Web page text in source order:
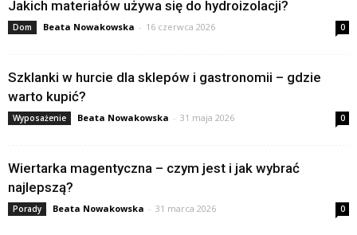
Jakich materiałów używa się do hydroizolacji?
Dom Beata Nowakowska - 16 czerwca 2026 0
Szklanki w hurcie dla sklepów i gastronomii – gdzie
warto kupić?
Wyposażenie Beata Nowakowska - 31 maja 2026 0
Wiertarka magentyczna – czym jest i jak wybrać
najlepszą?
Porady Beata Nowakowska - 31 marca 2026 0